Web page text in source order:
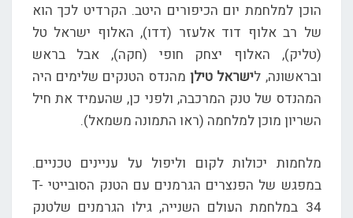
הוכן למלחמת יום הכיפורים היטב. הקרדיט לכך הוא
של רב אלוף דוד אלעזר (דדו), האלוף ישראל טל
(טליק), האלוף יצחק חופי (חקה), אבל בראש
ובראשונה, לישראל טילןמהנדס הטנקים שלימים היה
המהנדס של טנק המרכבה, ולפני כן, שהעמיד את חיל
השריון מוכן למלחמה (ראו התמונה משמאל).
מלחמות יכולות לקום וליפול על עניינים טכניים.
במפגש של הפנצרים הגרמנים עם הטנק הסובייטי T-
34 במלחמת העולם השנייה, גילו הגרמנים שלטנק